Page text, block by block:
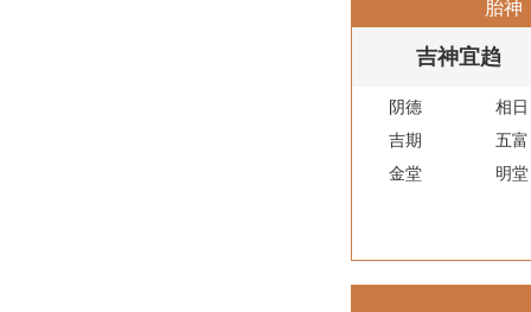
胎神
吉神宜趋
阴德
相日
吉期
五富
金堂
明堂